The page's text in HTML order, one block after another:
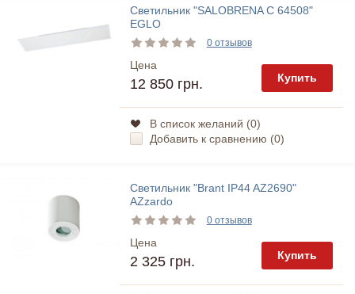
Светильник "SALOBRENA C 64508"
EGLO
0 отзывов
Цена
12 850 грн. Купить
В список желаний (0)
Добавить к сравнению (0)
Светильник "Brant IP44 AZ2690"
AZzardo
0 отзывов
Цена
2 325 грн. Купить